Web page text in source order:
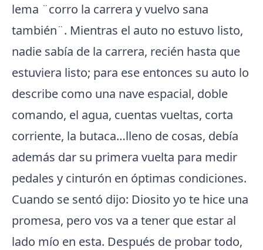
lema ¨corro la carrera y vuelvo sana
también¨. Mientras el auto no estuvo listo,
nadie sabía de la carrera, recién hasta que
estuviera listo; para ese entonces su auto lo
describe como una nave espacial, doble
comando, el agua, cuentas vueltas, corta
corriente, la butaca…lleno de cosas, debía
además dar su primera vuelta para medir
pedales y cinturón en óptimas condiciones.
Cuando se sentó dijo: Diosito yo te hice una
promesa, pero vos va a tener que estar al
lado mío en esta. Después de probar todo,